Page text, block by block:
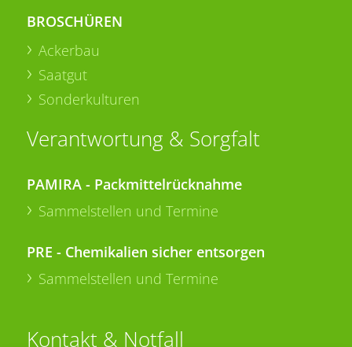
BROSCHÜREN
Ackerbau
Saatgut
Sonderkulturen
Verantwortung & Sorgfalt
PAMIRA - Packmittelrücknahme
Sammelstellen und Termine
PRE - Chemikalien sicher entsorgen
Sammelstellen und Termine
Kontakt & Notfall